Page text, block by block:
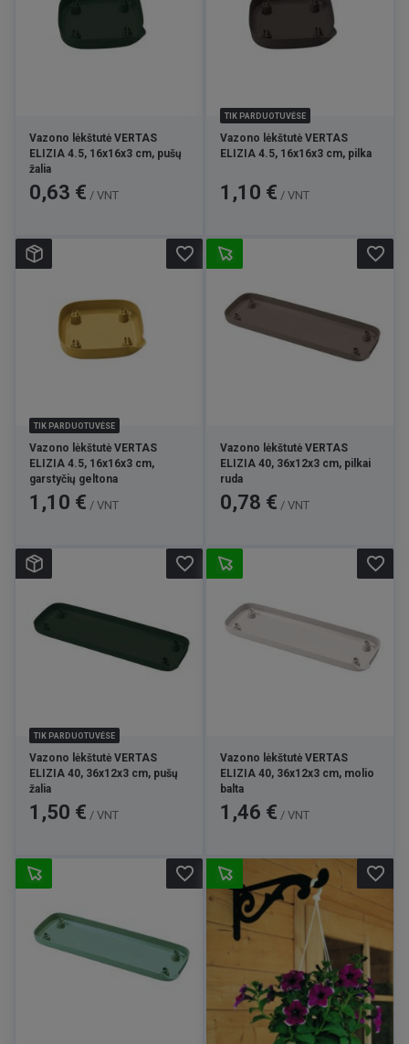
Vazono lėkštutė VERTAS
ELIZIA 4.5, 16x16x3 cm, pušų
žalia
Kaina
0,63 € / VNT
TIK PARDUOTUVĖSE
Vazono lėkštutė VERTAS
ELIZIA 4.5, 16x16x3 cm, pilka
Kaina
1,10 € / VNT
TIK PARDUOTUVĖSE
Vazono lėkštutė VERTAS
ELIZIA 4.5, 16x16x3 cm,
garstyčių geltona
Kaina
1,10 € / VNT
favorite_border
Vazono lėkštutė VERTAS
ELIZIA 40, 36x12x3 cm, pilkai
ruda
Kaina
0,78 € / VNT
favorite_border
TIK PARDUOTUVĖSE
Vazono lėkštutė VERTAS
ELIZIA 40, 36x12x3 cm, pušų
žalia
Kaina
1,50 € / VNT
favorite_border
Vazono lėkštutė VERTAS
ELIZIA 40, 36x12x3 cm, molio
balta
Kaina
1,46 € / VNT
favorite_border
favorite_border favorite_border